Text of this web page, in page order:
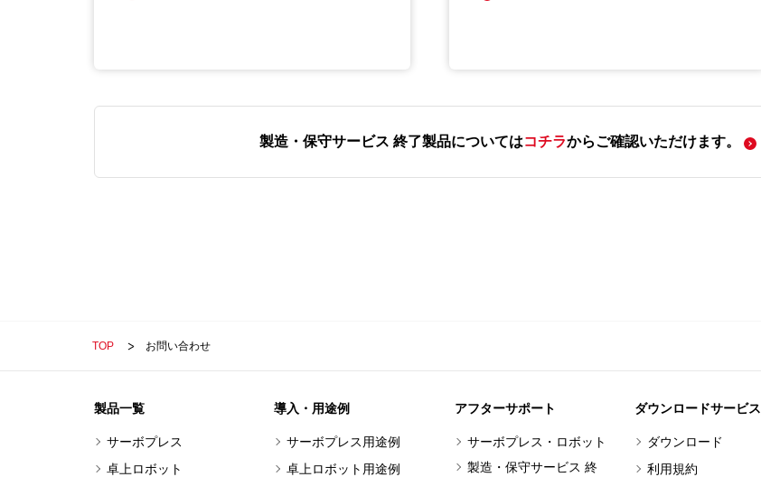
製造・保守サービス 終了製品についてはコチラからご確認いただけます。
TOP お問い合わせ
製品一覧
サーボプレス
卓上ロボット
導入・用途例
サーボプレス用途例
卓上ロボット用途例
アフターサポート
サーボプレス・ロボット
製造・保守サービス 終
ダウンロードサービス
ダウンロード
利用規約